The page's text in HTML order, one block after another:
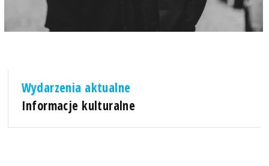
Wydarzenia aktualne
Informacje kulturalne